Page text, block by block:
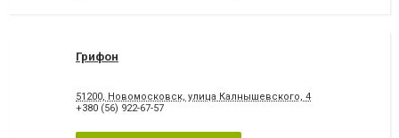
Грифон
51200, Новомосковск, улица Калнышевского, 4
+380 (56) 922-67-57